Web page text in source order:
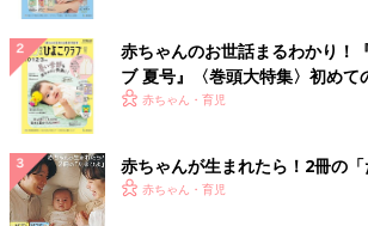
7）最後に、元の場所に杓子を戻し、一礼しま
8）ハンカチやハンドタオルで手と口を拭き
● 本殿
本殿では、「二礼二拍手一礼」を基本に参拝
2）神様に捧げる心として、賽銭（さいせん）
す。
赤ちゃんのお世話まるわかり！
ブ 夏号』〈巻頭大特集〉初めて
く！ おっぱい・ミルクの基本と
赤ちゃん・育児
赤ちゃんが生まれたら！2冊の「
赤ちゃん・育児